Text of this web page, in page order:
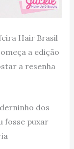
Hair Brasil
a edição
a resenha
dos
fosse puxar